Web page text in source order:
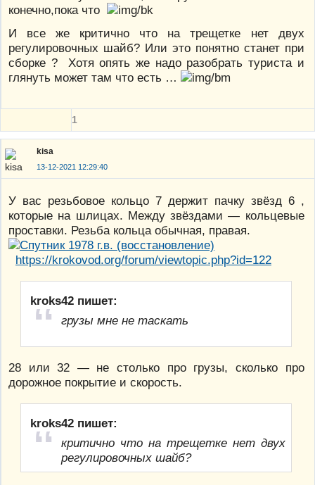
конечно,пока что
И все же критично что на трещетке нет двух
регулировочных шайб? Или это понятно станет при
сборке ? Хотя опять же надо разобрать туриста и
глянуть может там что есть …
1
kisa
13-12-2021 12:29:40
У вас резьбовое кольцо 7 держит пачку звёзд 6 ,
которые на шлицах. Между звёздами — кольцевые
проставки. Резьба кольца обычная, правая.
https://krokovod.org/forum/viewtopic.php?id=122
kroks42 пишет:
грузы мне не таскать
28 или 32 — не столько про грузы, сколько про
дорожное покрытие и скорость.
kroks42 пишет:
критично что на трещетке нет двух
регулировочных шайб?